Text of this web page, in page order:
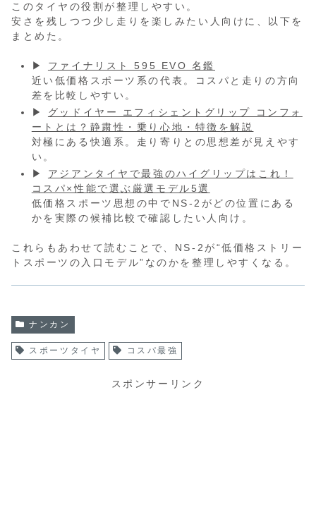
このタイヤの役割が整理しやすい。
安さを残しつつ少し走りを楽しみたい人向けに、以下を
まとめた。
▶ ファイナリスト 595 EVO 名鑑
近い低価格スポーツ系の代表。コスパと走りの方向
差を比較しやすい。
▶ グッドイヤー エフィシェントグリップ コンフォ
ートとは？静粛性・乗り心地・特徴を解説
対極にある快適系。走り寄りとの思想差が見えやす
い。
▶ アジアンタイヤで最強のハイグリップはこれ！
コスパ×性能で選ぶ厳選モデル5選
低価格スポーツ思想の中でNS-2がどの位置にある
かを実際の候補比較で確認したい人向け。
これらもあわせて読むことで、NS-2が“低価格ストリー
トスポーツの入口モデル”なのかを整理しやすくなる。
ナンカン
スポーツタイヤ コスパ最強
スポンサーリンク